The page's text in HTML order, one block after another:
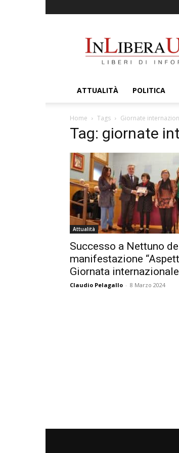
ATTUALITÀ POLITICA
Home Tags Giornate
Tag: giornate
Attualità
Successo a Nettuno
manifestazione
Giornata
Claudio Pelagallo - 8 Marzo 2024